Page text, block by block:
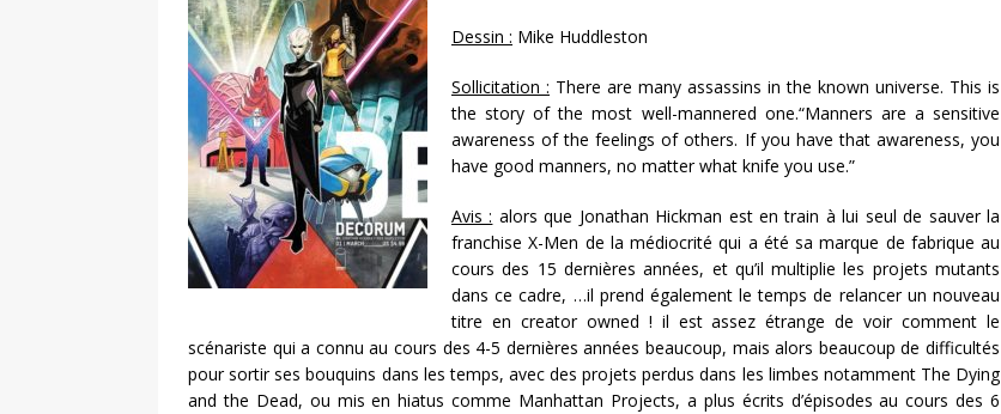
Dessin : Mike Huddleston
Sollicitation : There are many assassins in the known universe. This is
the story of the most well-mannered one.“Manners are a sensitive
awareness of the feelings of others. If you have that awareness, you
have good manners, no matter what knife you use.”
Avis : alors que Jonathan Hickman est en train à lui seul de sauver la
franchise X-Men de la médiocrité qui a été sa marque de fabrique au
cours des 15 dernières années, et qu’il multiplie les projets mutants
dans ce cadre, …il prend également le temps de relancer un nouveau
titre en creator owned ! il est assez étrange de voir comment le
scénariste qui a connu au cours des 4-5 dernières années beaucoup, mais alors beaucoup de difficultés
pour sortir ses bouquins dans les temps, avec des projets perdus dans les limbes notamment The Dying
and the Dead, ou mis en hiatus comme Manhattan Projects, a plus écrits d’épisodes au cours des 6